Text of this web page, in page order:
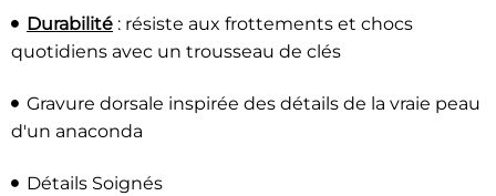
Durabilité : résiste aux frottements et chocs
quotidiens avec un trousseau de clés
Gravure dorsale inspirée des détails de la vraie peau
d'un anaconda
Détails Soignés